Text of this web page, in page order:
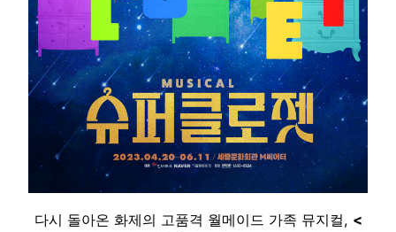
다시 돌아온 화제의 고품격 월메이드 가족 뮤지컬, <